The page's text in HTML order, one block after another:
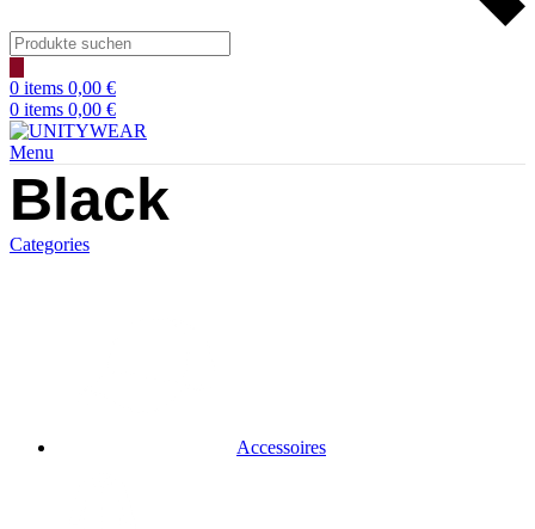
Products
search
0 items 0,00 €
0 items 0,00 €
Menu
Black
Categories
Accessoires